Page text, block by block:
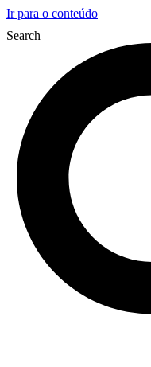
Ir para o conteúdo
Search